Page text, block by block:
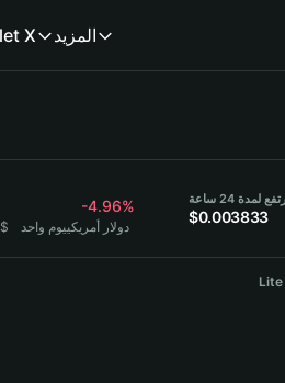
X المزيد
-4.96%
1 SERAPH = 0.003623$ دولار أمريكييوم واحد
لمدة 24 ساعة
$0.003833
Lite